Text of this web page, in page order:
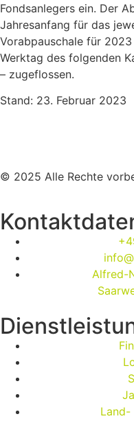
Fondsanlegers ein. Der
Jahresanfang für das
Vorabpauschale für
Werktag des folgenden
– zugeflossen.
Stand: 23. Februar 2023
© 2025 Alle Rechte
Alfred-